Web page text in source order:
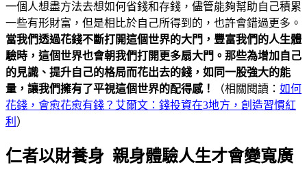
一個人想盡方法去想如何省錢和存錢，儘管能夠幫助自己積累
一些有形財富，但是相比於自己所得到的，也許會錯過更多。
當我們透過花錢不斷打開這個世界的大門，豐富我們的人生體
驗時，這個世界也會朝我們打開更多扇大門。那些為增加自己
的見識、提升自己的格局而花出去的錢，如同一股強大的能
量，讓我們擁有了平視這個世界的配得感！
（相關閱讀： 如何
花錢，會愈花愈有錢？艾爾文：錢投資在3地方，創造習慣紅
利 ）
仁者以財養身 親身體驗人生才會變寬廣